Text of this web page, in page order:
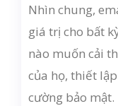
Nhìn chung,
giá trị cho bất
nào muốn cải
của họ, thiết
cường bảo mật.